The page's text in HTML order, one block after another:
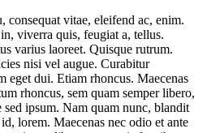
consequat vitae, eleifend ac, enim.
viverra quis, feugiat a, tellus.
varius laoreet. Quisque rutrum.
nisi vel augue. Curabitur
eget dui. Etiam rhoncus. Maecenas
rhoncus, sem quam semper libero,
sed ipsum. Nam quam nunc, blandit
lorem. Maecenas nec odio et ante